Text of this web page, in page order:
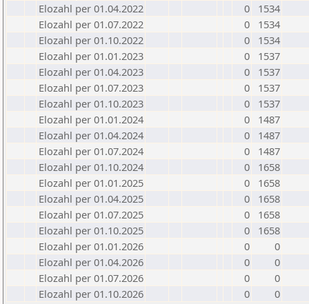
Elozahl per 01.04.2022
0
1534
Elozahl per 01.07.2022
0
1534
Elozahl per 01.10.2022
0
1534
Elozahl per 01.01.2023
0
1537
Elozahl per 01.04.2023
0
1537
Elozahl per 01.07.2023
0
1537
Elozahl per 01.10.2023
0
1537
Elozahl per 01.01.2024
0
1487
Elozahl per 01.04.2024
0
1487
Elozahl per 01.07.2024
0
1487
Elozahl per 01.10.2024
0
1658
Elozahl per 01.01.2025
0
1658
Elozahl per 01.04.2025
0
1658
Elozahl per 01.07.2025
0
1658
Elozahl per 01.10.2025
0
1658
Elozahl per 01.01.2026
0
0
Elozahl per 01.04.2026
0
0
Elozahl per 01.07.2026
0
0
Elozahl per 01.10.2026
0 0